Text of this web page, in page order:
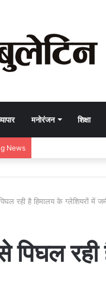
मनोरंजन शिक्षा
News
रही है हिमालय के ग्लेशियरों में
पिघल